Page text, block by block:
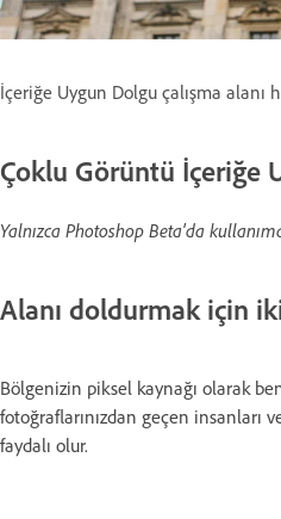
İçeriğe Uygun Dolgu çalışma alanı
Çoklu Görüntü İçeriğe
Yalnızca Photoshop Beta'da
Alanı doldurmak için
Bölgenizin piksel kaynağı olarak
fotoğraflarınızdan geçen insanları
faydalı olur.